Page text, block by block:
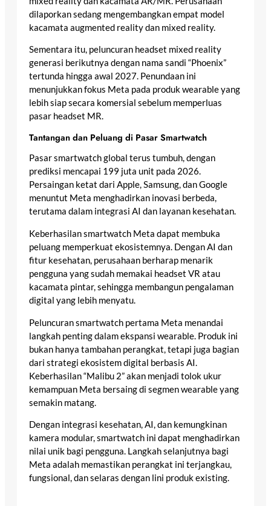
dilaporkan sedang mengembangkan empat model
kacamata augmented reality dan mixed reality.
Sementara itu, peluncuran headset mixed reality
generasi berikutnya dengan nama sandi “Phoenix”
tertunda hingga awal 2027. Penundaan ini
menunjukkan fokus Meta pada produk wearable yang
lebih siap secara komersial sebelum memperluas
pasar headset MR.
Tantangan dan Peluang di Pasar Smartwatch
Pasar smartwatch global terus tumbuh, dengan
prediksi mencapai 199 juta unit pada 2026.
Persaingan ketat dari Apple, Samsung, dan Google
menuntut Meta menghadirkan inovasi berbeda,
terutama dalam integrasi AI dan layanan kesehatan.
Keberhasilan smartwatch Meta dapat membuka
peluang memperkuat ekosistemnya. Dengan AI dan
fitur kesehatan, perusahaan berharap menarik
pengguna yang sudah memakai headset VR atau
kacamata pintar, sehingga membangun pengalaman
digital yang lebih menyatu.
Peluncuran smartwatch pertama Meta menandai
langkah penting dalam ekspansi wearable. Produk ini
bukan hanya tambahan perangkat, tetapi juga bagian
dari strategi ekosistem digital berbasis AI.
Keberhasilan “Malibu 2” akan menjadi tolok ukur
kemampuan Meta bersaing di segmen wearable yang
semakin matang.
Dengan integrasi kesehatan, AI, dan kemungkinan
kamera modular, smartwatch ini dapat menghadirkan
nilai unik bagi pengguna. Langkah selanjutnya bagi
Meta adalah memastikan perangkat ini terjangkau,
fungsional, dan selaras dengan lini produk existing.